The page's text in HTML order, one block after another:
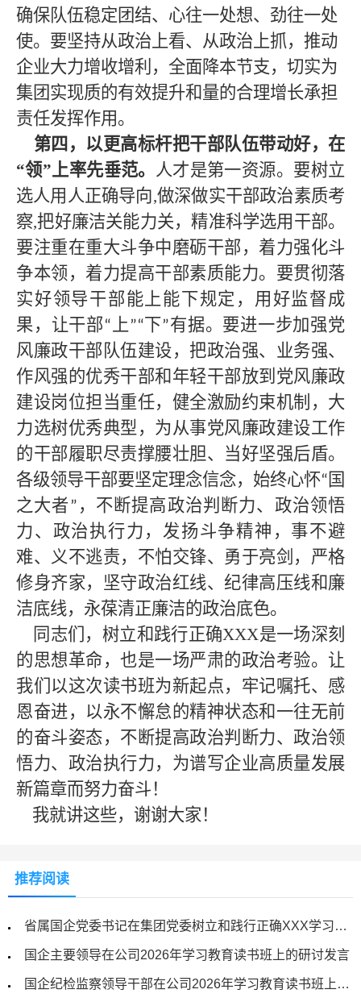
确保队伍稳定团结、心往一处想、劲往一处
使。要坚持从政治上看、从政治上抓，推动
企业大力增收增利，全面降本节支，切实为
集团实现质的有效提升和量的合理增长承担
责任发挥作用。
第四，以更高标杆把干部队伍带动好，在
“领”上率先垂范。 人才是第一资源。要树立
选人用人正确导向,做深做实干部政治素质考
察,把好廉洁关能力关，精准科学选用干部。
要注重在重大斗争中磨砺干部，着力强化斗
争本领，着力提高干部素质能力。要贯彻落
实好领导干部能上能下规定，用好监督成
果，让干部“ 上”“下”有据。要进一步加强党
风廉政干部队伍建设，把政治强、业务强、
作风强的优秀干部和年轻干部放到党风廉政
建设岗位担当重任，健全激励约束机制，大
力选树优秀典型，为从事党风廉政建设工作
的干部履职尽责撑腰壮胆、当好坚强后盾。
各级领导干部要坚定理念信念，始终心怀“ 国
之大者” ，不断提高政治判断力、政治领悟
力、政治执行力，发扬斗争精神，事不避
难、义不逃责，不怕交锋、勇于亮剑，严格
修身齐家，坚守政治红线、纪律高压线和廉
洁底线，永葆清正廉洁的政治底色。
同志们，树立和践行正确XXX是一场深刻
的思想革命，也是一场严肃的政治考验。让
我们以这次读书班为新起点，牢记嘱托、感
恩奋进，以永不懈怠的精神状态和一往无前
的奋斗姿态，不断提高政治判断力、政治领
悟力、政治执行力，为谱写企业高质量发展
新篇章而努力奋斗！
我就讲这些，谢谢大家！
推荐阅读
省属国企党委书记在集团党委树立和践行正确XXX学习教育读书班总结大会上的讲话
国企主要领导在公司2026年学习教育读书班上的研讨发言
国企纪检监察领导干部在公司2026年学习教育读书班上的研讨发言